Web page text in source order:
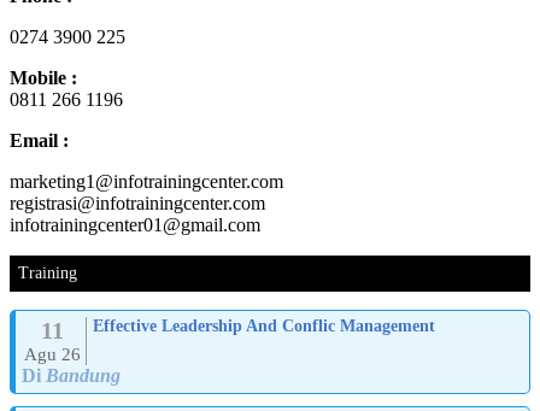
0274 3900 225
Mobile :
0811 266 1196
Email :
marketing1@infotrainingcenter.com
registrasi@infotrainingcenter.com
infotrainingcenter01@gmail.com
Training
11
Agu 26
Effective Leadership And Conflic Management
Di Bandung